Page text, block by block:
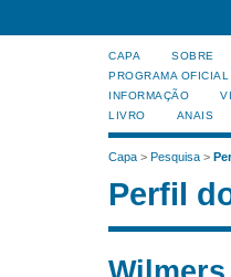
CAPA SOBRE
PROGRAMA OFICIAL
INFORMAÇÃO
LIVRO
ANAIS
Capa > Pesquisa >
Perfil